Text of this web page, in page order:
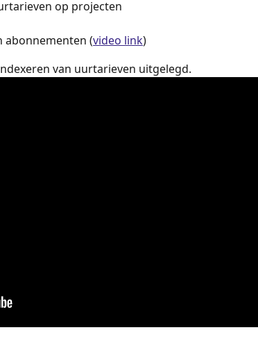
op projecten
abonnementen (video link)
van uurtarieven uitgelegd.